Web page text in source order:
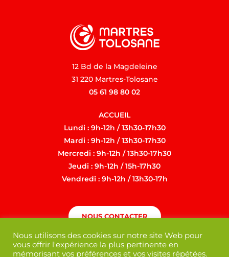
12 Bd de la Magdeleine
31 220 Martres-Tolosane
05 61 98 80 02
ACCUEIL
Lundi : 9h-12h / 13h30-17h30
Mardi : 9h-12h / 13h30-17h30
Mercredi : 9h-12h / 13h30-17h30
Jeudi : 9h-12h / 15h-17h30
Vendredi : 9h-12h / 13h30-17h
NOUS CONTACTER
Nous utilisons des cookies sur notre site Web pour
vous offrir l'expérience la plus pertinente en
mémorisant vos préférences et vos visites répétées.